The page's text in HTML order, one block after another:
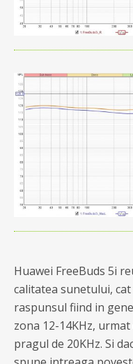
Huawei FreeBuds 5i
calitatea sunetului,
raspunsul fiind in
zona 12-14KHz,
pragul de 20KHz. Si